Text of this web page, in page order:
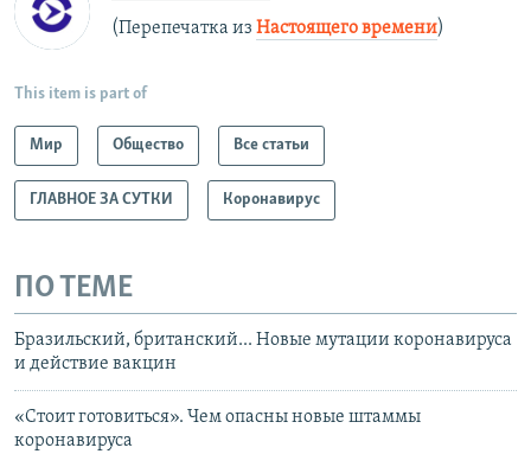
(Перепечатка из Настоящего времени)
This item is part of
Мир Общество Все статьи
ГЛАВНОЕ ЗА СУТКИ Коронавирус
ПО ТЕМЕ
Бразильский, британский... Новые мутации коронавируса
и действие вакцин
«Стоит готовиться». Чем опасны новые штаммы
коронавируса